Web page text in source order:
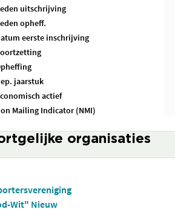
uitschrijving
opheff.
eerste inschrijving
jaarstuk
actief
Mailing Indicator (NMI)
organisaties
Wit" Nieuw